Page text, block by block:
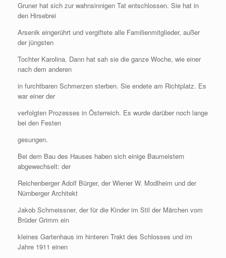
Gruner hat sich zur wahnsinnigen Tat entschlossen. Sie hat in
den Hirsebrei
Arsenik eingerührt und vergiftete alle Familienmitglieder, außer
der jüngsten
Tochter Karolina. Dann hat sah sie die ganze Woche, wie einer
nach dem anderen
in furchtbaren Schmerzen sterben. Sie endete am Richtplatz. Es
war einer der
verfolgten Prozesses in Österreich. Es wurde darüber noch lange
bei den Festen
gesungen.
Bei dem Bau des Hauses haben sich einige Baumeistern
abgewechselt: der
Reichenberger Adolf Bürger, der Wiener W. Modlheim und der
Nürnberger Architekt
Jakob Schmeissner, der für die Kinder im Stil der Märchen vom
Brüder Grimm ein
kleines Gartenhaus im hinteren Trakt des Schlosses und im
Jahre 1911 einen